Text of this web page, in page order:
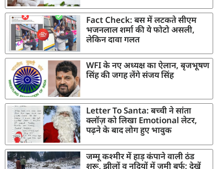
Fact Check: बस में लटकते सीएम
भजनलाल शर्मा की ये फोटो असली,
लेकिन दावा गलत
WFI के नए अध्यक्ष का ऐलान, बृजभूषण
सिंह की जगह लेंगे संजय सिंह
Letter To Santa: बच्ची ने सांता
क्लॉज़ को लिखा Emotional लेटर,
पढ़ने के बाद लोग हुए भावुक
जम्मू कश्मीर में हाड़ कंपाने वाली ठंड
शुरू, झीलों व नदियों में जमी बर्फ; देखें